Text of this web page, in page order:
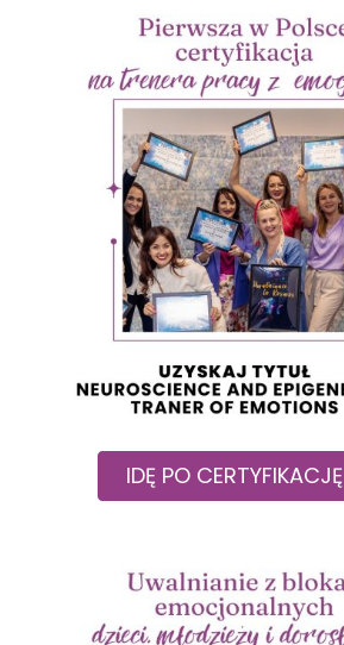
IDĘ PO CERTYFIKACJĘ